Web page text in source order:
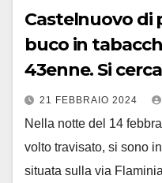
Castelnuovo di
buco in
43enne. Si
21 FEBBRAIO 2024
Nella notte del 14
volto travisato, si sono
situata sulla via